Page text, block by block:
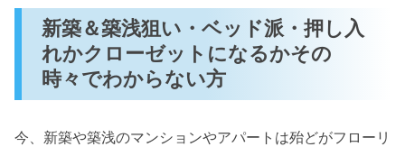
新築＆築浅狙い・ベッド派・押し入
れかクローゼットになるかその
時々でわからない方
今、新築や築浅のマンションやアパートは殆どがフローリ